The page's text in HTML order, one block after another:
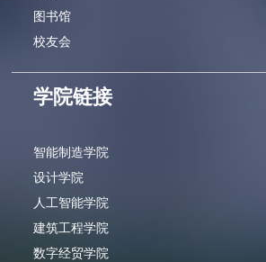
图书馆
校友会
学院链接
智能制造学院
设计学院
人工智能学院
建筑工程学院
数字经贸学院